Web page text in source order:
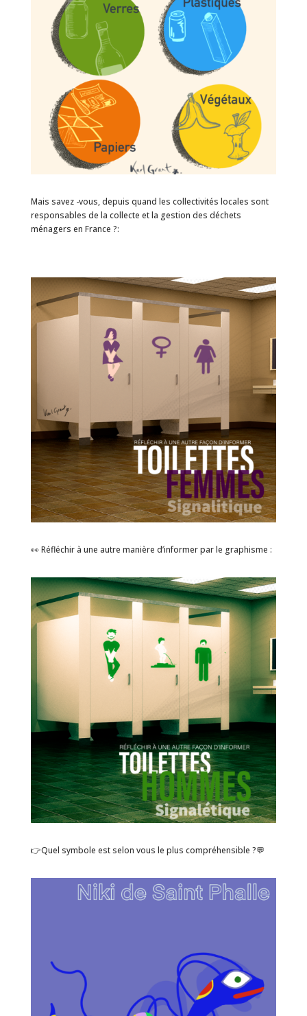
Mais savez -vous, depuis quand les collectivités locales sont
responsables de la collecte et la gestion des déchets
ménagers en France ?:
👀 Réfléchir à une autre manière d’informer par le graphisme :
👉Quel symbole est selon vous le plus compréhensible ?💬